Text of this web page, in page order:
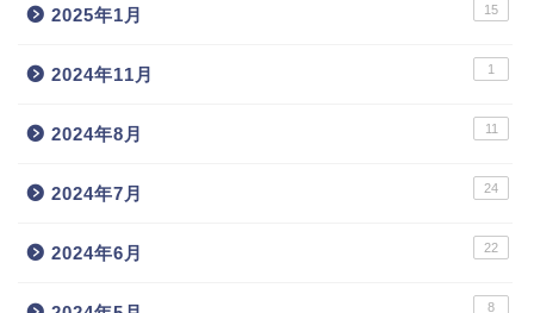
2025年1月 15
2024年11月 1
2024年8月 11
2024年7月 24
2024年6月 22
8